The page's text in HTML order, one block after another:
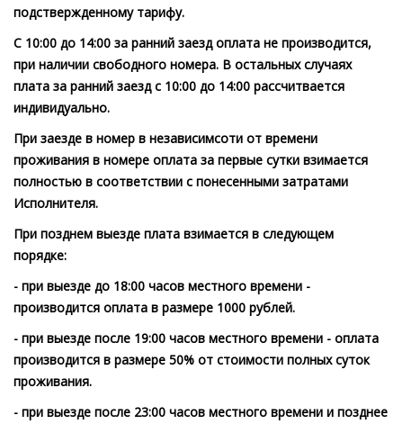
подствержденному тарифу.
С 10:00 до 14:00 за ранний заезд оплата не производится,
при наличии свободного номера. В остальных случаях
плата за ранний заезд с 10:00 до 14:00 рассчитвается
индивидуально.
При заезде в номер в независимсоти от времени
проживания в номере оплата за первые сутки взимается
полностью в соответствии с понесенными затратами
Исполнителя.
При позднем выезде плата взимается в следующем
порядке:
- при выезде до 18:00 часов местного времени -
производится оплата в размере 1000 рублей.
- при выезде после 19:00 часов местного времени - оплата
производится в размере 50% от стоимости полных суток
проживания.
- при выезде после 23:00 часов местного времени и позднее